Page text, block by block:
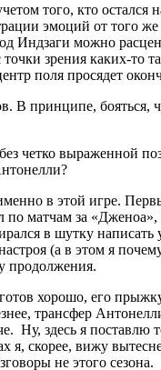
того, кто остался
эмоций от того
можно
зрения каких-то
поля просядет
В принципе, бояться,
четко выраженной
в этой игре.
матчам за «Дженоа»,
в шутку написать
(а в этом я
продолжения.
хорошо, его
трансфер
здесь я поставлю
я, скорее, вижу
не этого сезона.